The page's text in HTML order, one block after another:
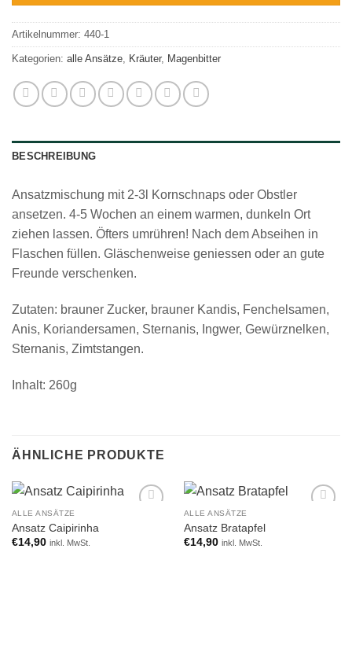
Artikelnummer: 440-1
Kategorien: alle Ansätze, Kräuter, Magenbitter
BESCHREIBUNG
Ansatzmischung mit 2-3l Kornschnaps oder Obstler
ansetzen. 4-5 Wochen an einem warmen, dunkeln Ort
ziehen lassen. Öfters umrühren! Nach dem Abseihen in
Flaschen füllen. Gläschenweise geniessen oder an gute
Freunde verschenken.
Zutaten: brauner Zucker, brauner Kandis, Fenchelsamen,
Anis, Koriandersamen, Sternanis, Ingwer, Gewürznelken,
Sternanis, Zimtstangen.
Inhalt: 260g
ÄHNLICHE PRODUKTE
ALLE ANSÄTZE
Ansatz Caipirinha
€14,90 inkl. MwSt.
ALLE ANSÄTZE
Ansatz Bratapfel
€14,90 inkl. MwSt.